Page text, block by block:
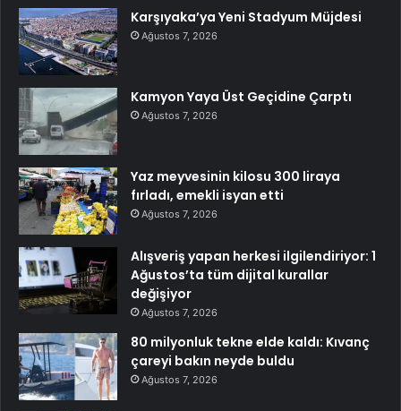
Karşıyaka’ya Yeni Stadyum Müjdesi
Ağustos 7, 2026
Kamyon Yaya Üst Geçidine Çarptı
Ağustos 7, 2026
Yaz meyvesinin kilosu 300 liraya
fırladı, emekli isyan etti
Ağustos 7, 2026
Alışveriş yapan herkesi ilgilendiriyor: 1
Ağustos’ta tüm dijital kurallar
değişiyor
Ağustos 7, 2026
80 milyonluk tekne elde kaldı: Kıvanç
çareyi bakın neyde buldu
Ağustos 7, 2026